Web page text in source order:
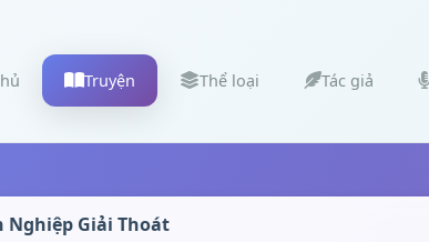
Truyện Thể loại Tác giả
Nghiệp Giải Thoát